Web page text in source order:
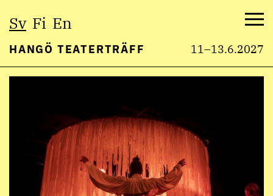
Sv Fi En
HANGÖ TEATERTRÄFF 11–13.6.2027